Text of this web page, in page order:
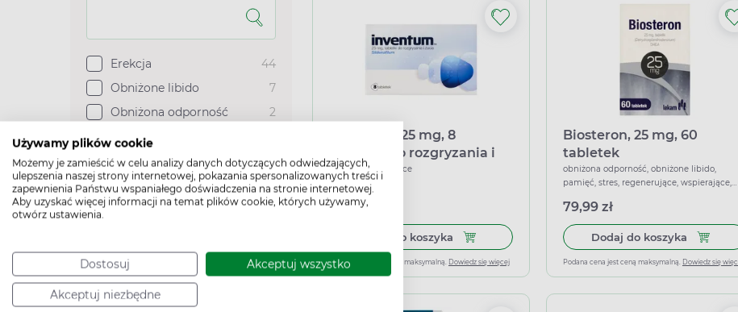
Używamy plików cookie
Możemy je zamieścić w celu analizy danych dotyczących odwiedzających,
ulepszenia naszej strony internetowej, pokazania spersonalizowanych treści i
zapewnienia Państwu wspaniałego doświadczenia na stronie internetowej.
Aby uzyskać więcej informacji na temat plików cookie, których używamy,
otwórz ustawienia.
Dostosuj Akceptuj wszystko
Akceptuj niezbędne
Erekcja
44
Obniżone libido
7
Obniżona odporność
2
Pamięć
Zobacz więcej
Lek bez recepty
43
Suplement diety
Inventum, 25 mg, 8
tabletek do rozgryzania i
żucia
erekcja, wspierające
29,99 zł
Dodaj do koszyka Dodaj do koszyka Inventum, 25 mg, 8 tabletek do
Podana cena jest ceną maksymalną. Dowiedz się więcej
Biosteron, 25 mg, 60
tabletek
obniżona odporność, obniżone libido,
pamięć, stres, regenerujące, wspierające,
79,99 zł
Dodaj do koszyka Dodaj
Podana cena jest ceną maksymalną. Dowiedz się